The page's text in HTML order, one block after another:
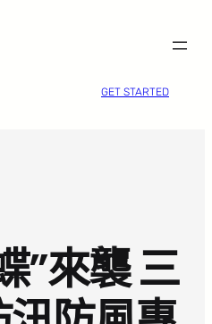
GET STARTED
”來襲 三